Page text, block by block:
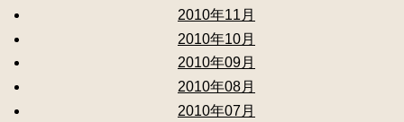
2010年11月
2010年10月
2010年09月
2010年08月
2010年07月